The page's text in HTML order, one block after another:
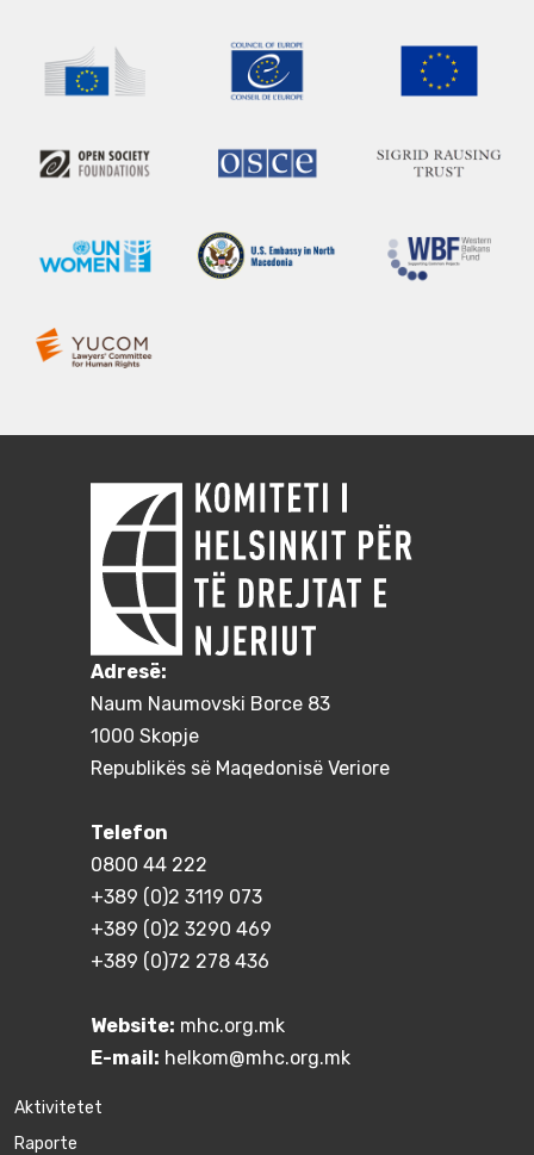
Adresë:
Naum Naumovski Borce 83
1000 Skopje
Republikës së Maqedonisë Veriore
Telefon
0800 44 222
+389 (0)2 3119 073
+389 (0)2 3290 469
+389 (0)72 278 436
Website: mhc.org.mk
E-mail: helkom@mhc.org.mk
Aktivitetet
Raporte